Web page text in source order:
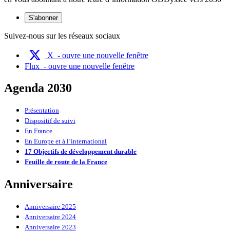
S'abonner
Suivez-nous sur les réseaux sociaux
X - ouvre une nouvelle fenêtre
Flux - ouvre une nouvelle fenêtre
Agenda 2030
Présentation
Dispositif de suivi
En France
En Europe et à l’international
17 Objectifs de développement durable
Feuille de route de la France
Anniversaire
Anniversaire 2025
Anniversaire 2024
Anniversaire 2023